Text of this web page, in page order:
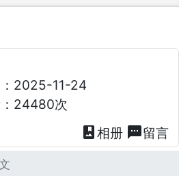
2025-11-24
24480次
photo_album 相册 textsms留言